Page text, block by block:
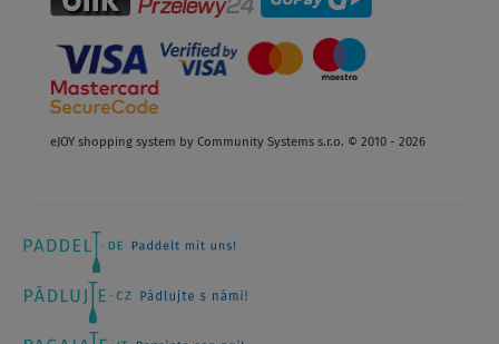
eJOY shopping system by Community Systems s.r.o. © 2010 - 2026